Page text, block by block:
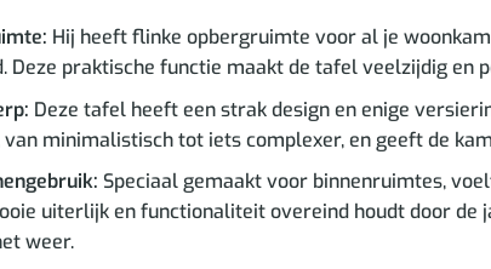
Hij heeft flinke opbergruimte voor al je
Deze praktische functie maakt de tafel veelzijdig en
Deze tafel heeft een strak design en enige
minimalistisch tot iets complexer, en geeft de
Speciaal gemaakt voor binnenruimtes,
uiterlijk en functionaliteit overeind houdt door de
weer.